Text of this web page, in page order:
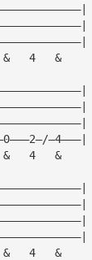
4   &
—4———|
4   &
4   &